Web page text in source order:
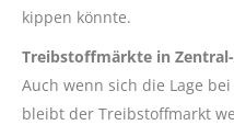
kippen könnte.
Treibstoffmärkte in
Auch wenn sich die Lage
bleibt der Treibstoffmarkt